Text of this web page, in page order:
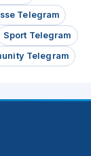
Telegram
Sport Telegram
Telegram